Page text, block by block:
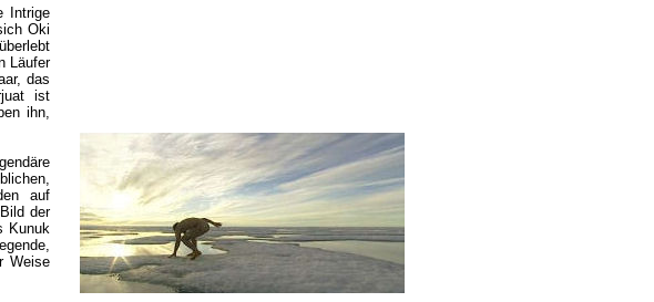
Intrige
Oki
Läufer
das
ist
ihn,
auf
der
Kunuk
Weise